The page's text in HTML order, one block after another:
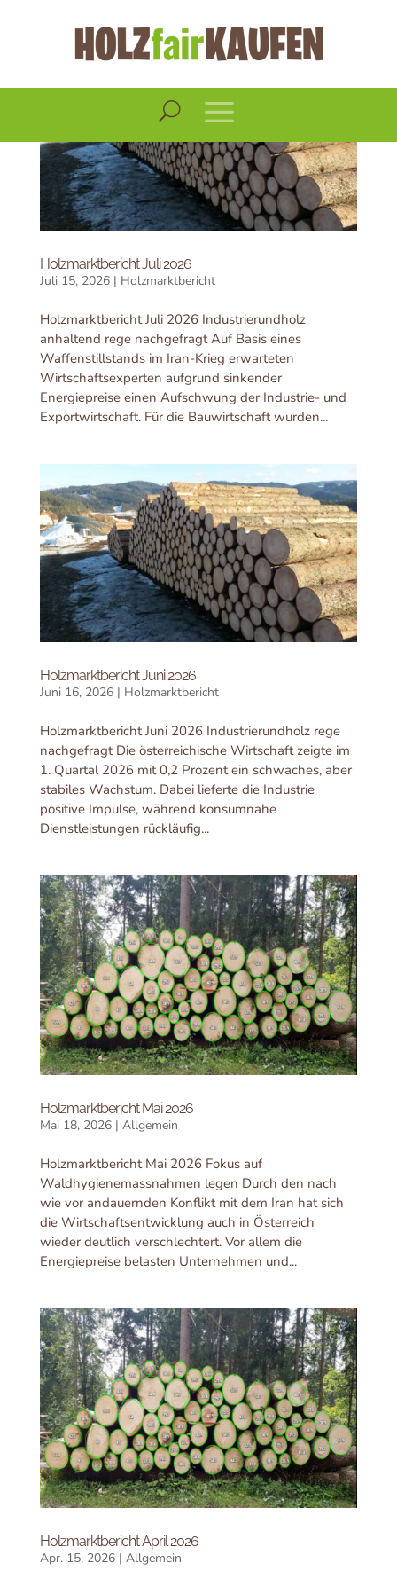
Holzmarktbericht Juli 2026
Juli 15, 2026| Holzmarktbericht
Holzmarktbericht Juli 2026 Industrierundholz
anhaltend rege nachgefragt Auf Basis eines
Waffenstillstands im Iran-Krieg erwarteten
Wirtschaftsexperten aufgrund sinkender
Energiepreise einen Aufschwung der Industrie- und
Exportwirtschaft. Für die Bauwirtschaft wurden...
Holzmarktbericht Juni 2026
Juni 16, 2026| Holzmarktbericht
Holzmarktbericht Juni 2026 Industrierundholz rege
nachgefragt Die österreichische Wirtschaft zeigte im
1. Quartal 2026 mit 0,2 Prozent ein schwaches, aber
stabiles Wachstum. Dabei lieferte die Industrie
positive Impulse, während konsumnahe
Dienstleistungen rückläufig...
Holzmarktbericht Mai 2026
Mai 18, 2026| Allgemein
Holzmarktbericht Mai 2026 Fokus auf
Waldhygienemassnahmen legen Durch den nach
wie vor andauernden Konflikt mit dem Iran hat sich
die Wirtschaftsentwicklung auch in Österreich
wieder deutlich verschlechtert. Vor allem die
Energiepreise belasten Unternehmen und...
Holzmarktbericht April 2026
Apr. 15, 2026| Allgemein